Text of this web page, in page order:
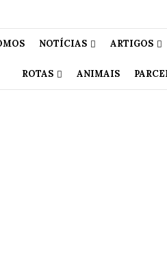
NOTÍCIAS ARTIGOS
ROTAS ANIMAIS